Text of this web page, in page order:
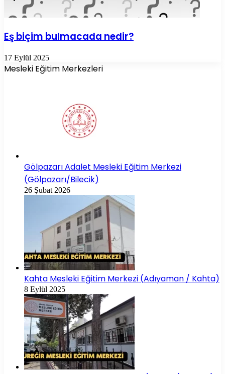
Eş biçim bulmacada nedir?
17 Eylül 2025
Mesleki Eğitim Merkezleri
Gölpazarı Adalet Mesleki Eğitim Merkezi
(Gölpazarı/Bilecik)
26 Şubat 2026
Kahta Mesleki Eğitim Merkezi (Adıyaman / Kahta)
8 Eylül 2025